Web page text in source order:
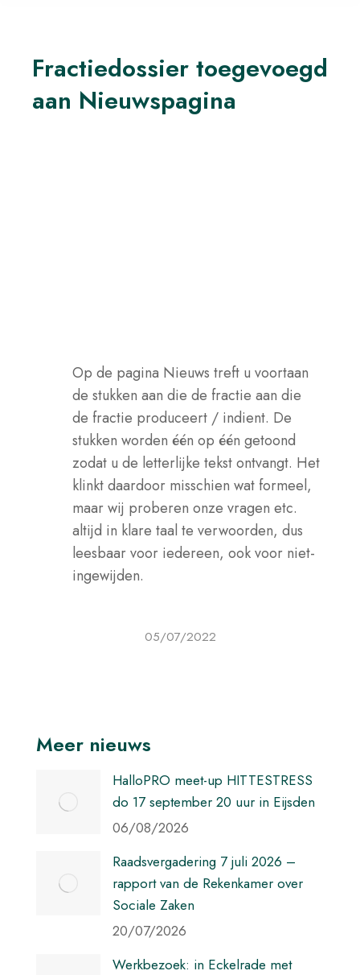
Fractiedossier toegevoegd
aan Nieuwspagina
Op de pagina Nieuws treft u voortaan
de stukken aan die de fractie aan die
de fractie produceert / indient. De
stukken worden één op één getoond
zodat u de letterlijke tekst ontvangt. Het
klinkt daardoor misschien wat formeel,
maar wij proberen onze vragen etc.
altijd in klare taal te verwoorden, dus
leesbaar voor iedereen, ook voor niet-
ingewijden.
05/07/2022
Meer nieuws
HalloPRO meet-up HITTESTRESS
do 17 september 20 uur in Eijsden
06/08/2026
Raadsvergadering 7 juli 2026 –
rapport van de Rekenkamer over
Sociale Zaken
20/07/2026
Werkbezoek: in Eckelrade met